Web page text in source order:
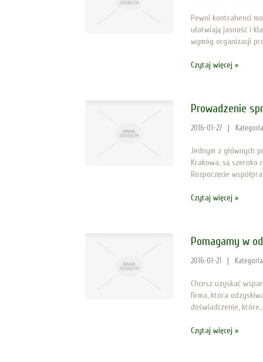
Pewni kontrahenci
ułatwiają jasność i
wymóg organizacji
Czytaj więcej »
Prowadzenie
2016-01-27
Jednym z głównych
Krakowa, są
Rozpoczęcie
Czytaj więcej »
Pomagamy w
2016-01-21
Chcesz uzyskać
firma, która
doświadczenie,
Czytaj więcej »